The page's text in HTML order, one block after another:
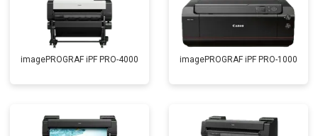
imagePROGRAF iPF PRO-4000 imagePROGRAF iPF PRO-1000